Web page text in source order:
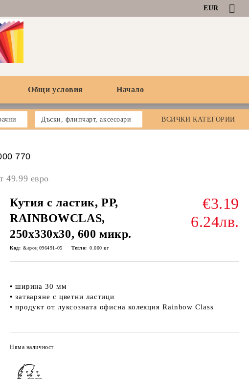
EUR
Общи условия Начало
Дъски, флипчарт, аксесоари ВСИЧКИ КАТЕГОРИИ
770
49.99 евро
Кутия с ластик, PР,
RAINBOWCLAS,
250x330x30, 600 микр.
€3.19
6.24лв.
Код: &apos;096491-05 Тегло: 0.000 кг
• ширина 30 мм
• затваряне с цветни ластици
• продукт от луксозната офисна колекция Rainbow Class
Няма наличност